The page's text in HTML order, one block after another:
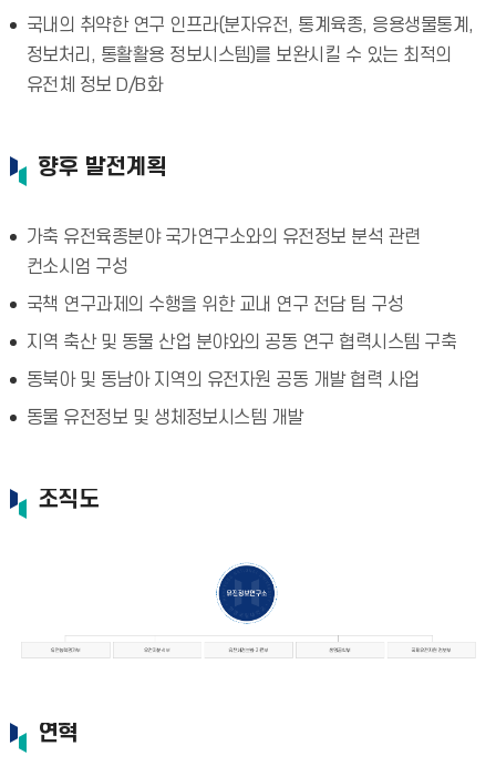
국내의 취약한 연구 인프라(분자유전, 통계육종, 응용생물통계,
정보처리, 통활활용 정보시스템)를 보완시킬 수 있는 최적의
유전체 정보 D/B화
향후 발전계획
가축 유전육종분야 국가연구소와의 유전정보 분석 관련
컨소시엄 구성
국책 연구과제의 수행을 위한 교내 연구 전담 팀 구성
지역 축산 및 동물 산업 분야와의 공동 연구 협력시스템 구축
동북아 및 동남아 지역의 유전자원 공동 개발 협력 사업
동물 유전정보 및 생체정보시스템 개발
조직도
연혁